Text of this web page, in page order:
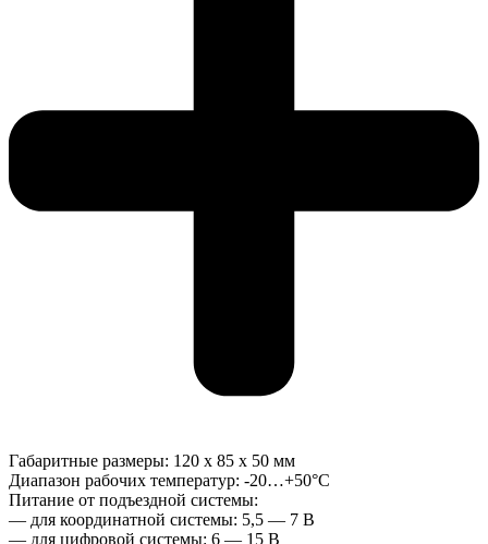
Габаритные размеры: 120 х 85 х 50 мм
Диапазон рабочих температур: -20…+50°С
Питание от подъездной системы:
— для координатной системы: 5,5 — 7 В
— для цифровой системы: 6 — 15 В